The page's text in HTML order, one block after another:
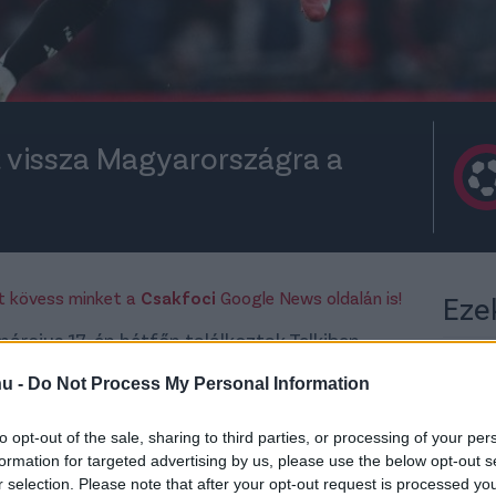
- Do Not Process My Personal Information
opt-out of the sale, sharing to third parties, or processing of your
for targeted advertising by us, please use the below opt-out
selection. Please note that after your opt-out request is processed
Magyarországra a
kövess minket a Csakfoci Google News oldalán is!
17-én hétfőn találkoztak Telkiben,
két Nemzetek Ligája-mérkőzésre.
nemzeti csapatunk legnagyobb
közösségi oldalán tett közzé egy képet,
sportkocsiból szállt ki Budapesten.